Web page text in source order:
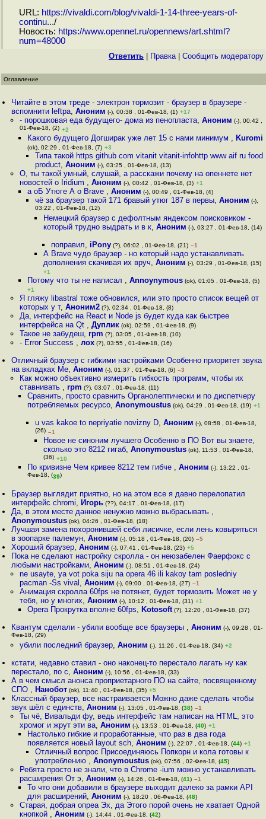
URL: https://vivaldi.com/blog/vivaldi-1-14-three-years-of-
continu.../
Новость: https://www.opennet.ru/opennews/art.shtml?
num=48000
Ответить Правка| Cообщить модератору
Оглавление
Читайте в этом треде - электрон тормозит - браузер в браузере -
вспомнити leftpa,Аноним (-), 00:38 , 01-Фев-18, (1) +17
- порошковая еда будущего- дома из пенопласта, Аноним (-), 00:42 ,
01-Фев-18, (2) +2
Какого будущего Догширак уже лет 15 с нами минимум , Kuromi
(ok), 02:29 , 01-Фев-18, (7) +3
Типа такой https github com vitanit vitanit-infohttp www aif ru food
product,Аноним (-), 03:25 , 01-Фев-18, (13)
О, ты такой умный, слушай, а расскажи почему на опеннете нет
новостей о Iridium , Аноним (-), 00:42 , 01-Фев-18, (3) +1
а оБ Утюге А о Brave , Аноним (-), 00:49 , 01-Фев-18, (4)
чё за браузер такой 171 бравый утюг 187 в первы,Аноним (-),
03:22 , 01-Фев-18, (12)
Немецкий браузер с дефолтным яндексом поисковиком -
который трудно выдрать и в к, Аноним (-), 03:27 , 01-Фев-18, (14)
поправил, iPony(?), 06:02 , 01-Фев-18, (21) –1
А Brave чудо браузер - но который надо устанавливать
дополнения скачивая их вруч, Аноним (-), 03:29 , 01-Фев-18, (15)
+1
Потому что ты не написал , Annoynymous(ok), 01:05 , 01-Фев-18, (5)
+1
Я гляжу libastral тоже обновился, или это просто список вещей от
которых у т, Аноним2(?), 02:34 , 01-Фев-18, (8)
Да, интерфейс на React и Node js будет куда как быстрее
интерфейса на Qt , Дуплик(ok), 02:59 , 01-Фев-18, (9)
Такое не забудеш, rpm (?), 03:05 , 01-Фев-18, (10)
- Error Success , лох(?), 03:55 , 01-Фев-18, (16)
Отличный браузер с гибкими настройками Особенно приоритет звука
на вкладках Ме,Аноним (-), 01:37 , 01-Фев-18, (6) –3
Как можно объективно измерить гибкость программ, чтобы их
ставнивать , rpm (?), 03:07 , 01-Фев-18, (11)
Сравнить, просто сравнить Органолептически и по диспетчеру
потребляемых ресурсо, Anonymoustus(ok), 04:29 , 01-Фев-18, (19) +1
u vas kakoe to nepriyatie novizny D,Аноним (-), 08:58 , 01-Фев-18,
(26) –1
Новое не синоним лучшего Особенно в ПО Вот вы знаете,
сколько это 8212 гигаб, Anonymoustus(ok), 11:53 , 01-Фев-18,
(36) +10
По кривизне Чем кривее 8212 тем гибче , Аноним (-), 13:22 , 01-
Фев-18, (39)
Браузер выглядит приятно, но на этом все я давно перелопатил
интерфейс chromi, Игорь (??), 04:17 , 01-Фев-18, (17)
Да, в этом месте данное ненужно можно выбрасывать ,
Anonymoustus (ok), 04:26 , 01-Фев-18, (18)
Лучшая замена похоронившей себя лисичке, если лень ковыряться
в зоопарке палемун,Аноним (-), 05:18 , 01-Фев-18, (20) –5
Хороший браузер,Аноним (-), 07:41 , 01-Фев-18, (23) +5
Пока не сделают настройку скролла - он неюзабелен Фаерфокс с
любыми настройками,Аноним (-), 08:51 , 01-Фев-18, (24)
ne usayte, ya vot poka siju na opera 46 ili kakoy tam posledniy
pacman -Ss vival , Аноним (-), 09:00 , 01-Фев-18, (27) –1
Анимация скролла 60fps не потянет, будет тормозить Может не у
тебя, но у многих, Аноним (-), 10:12 , 01-Фев-18, (31) +1
Opera Прокрутка вполне 60fps, Kotosoft(?), 12:20 , 01-Фев-18, (37)
Квантум сделали - убили вообще все браузеры ,Аноним (-), 09:28 , 01-
Фев-18, (29)
убили последний браузер, Аноним (-), 11:26 , 01-Фев-18, (34) +2
кстати, недавно ставил - оно наконец-то перестало лагать ну как
перестало, по с,Аноним (-), 10:56 , 01-Фев-18, (33)
А в чем смысл анонса проприетарного ПО на сайте, посвященному
СПО , Нанобот (ok), 11:40 , 01-Фев-18, (35) +5
Классный браузер, все настраивается Можно даже сделать чтобы
звук шёл с единств,Аноним (-), 13:05 , 01-Фев-18, (38) –1
Ты чё, Вивальди фу, ведь интерфейс там написан на HTML, это
хромог и жрут эти ва, Аноним (-), 13:53 , 01-Фев-18, (40) +1
Настолько гибкие и проработанные, что раз в два года
появляется новый layout sch, Аноним (-), 22:07 , 01-Фев-18, (44) +1
Отличный вопрос Присоединяюсь Попкорн и кола готовы к
употреблению ,Anonymoustus (ok), 07:56 , 02-Фев-18, (45)
Ребята просто не знали, что в Chrome -ium можно устанавливать
расширения От э, Аноним (-), 14:26 , 01-Фев-18, (41) –1
То что они добавили в браузере выходит далеко за рамки API
для расширений, Аноним (-), 18:20 , 06-Фев-18, (48)
Старая, добрая опреа Эх, да Этого порой очень не хватает Одной
кнопкой , Аноним (-), 14:44 , 01-Фев-18, (42)